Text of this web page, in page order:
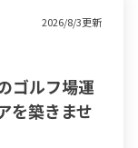
2026/8/3更新
ゴルフ場運
を築きませ